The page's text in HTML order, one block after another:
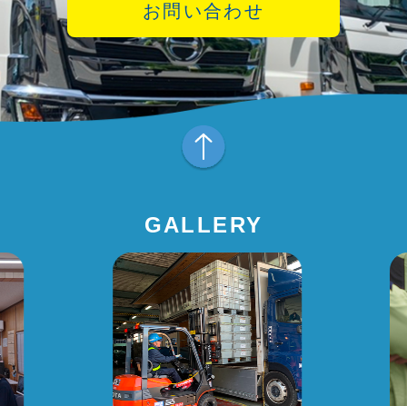
お問い合わせ
GALLERY